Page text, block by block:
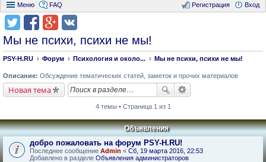
Меню FAQ Вход
Регистрация
Мы не психи, психи не мы!
PSY-H.RU Форум Психология и около... Мы не психи, психи не мы!
Описание: Обсуждение тематических статей, заметок и прочих материалов
Новая тема
4 темы • Страница 1 из 1
Объявления
добро пожаловать на форум PSY-H.RU!
Последнее сообщение Admin « Сб, 19 марта 2016, 22:53
Добавлено в разделе Объявления администраторов